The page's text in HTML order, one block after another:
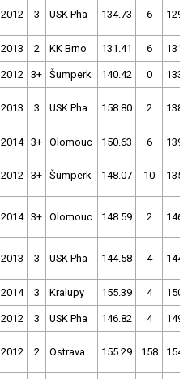
2012 3 USK Pha 134.73 6
2013 2 KK Brno 131.41 6
2012 3+ Šumperk 140.42 0
2013 3 USK Pha 158.80 2
2014 3+ Olomouc 150.63 6
2012 3+ Šumperk 148.07 10
2014 3+ Olomouc 148.59 2
2013 3 USK Pha 144.58 4
2014 3 Kralupy 155.39 4
2012 3 USK Pha 146.82 4
2012 2 Ostrava 155.29 158